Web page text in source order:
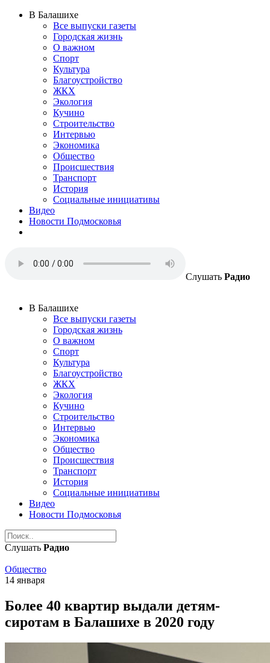
В Балашихе
Все выпуски газеты
Городская жизнь
О важном
Спорт
Культура
Благоустройство
ЖКХ
Экология
Кучино
Строительство
Интервью
Экономика
Общество
Происшествия
Транспорт
История
Социальные инициативы
Видео
Новости Подмосковья
Слушать Радио
В Балашихе
Все выпуски газеты
Городская жизнь
О важном
Спорт
Культура
Благоустройство
ЖКХ
Экология
Кучино
Строительство
Интервью
Экономика
Общество
Происшествия
Транспорт
История
Социальные инициативы
Видео
Новости Подмосковья
Слушать Радио
Общество
14 января
Более 40 квартир выдали детям-
сиротам в Балашихе в 2020 году